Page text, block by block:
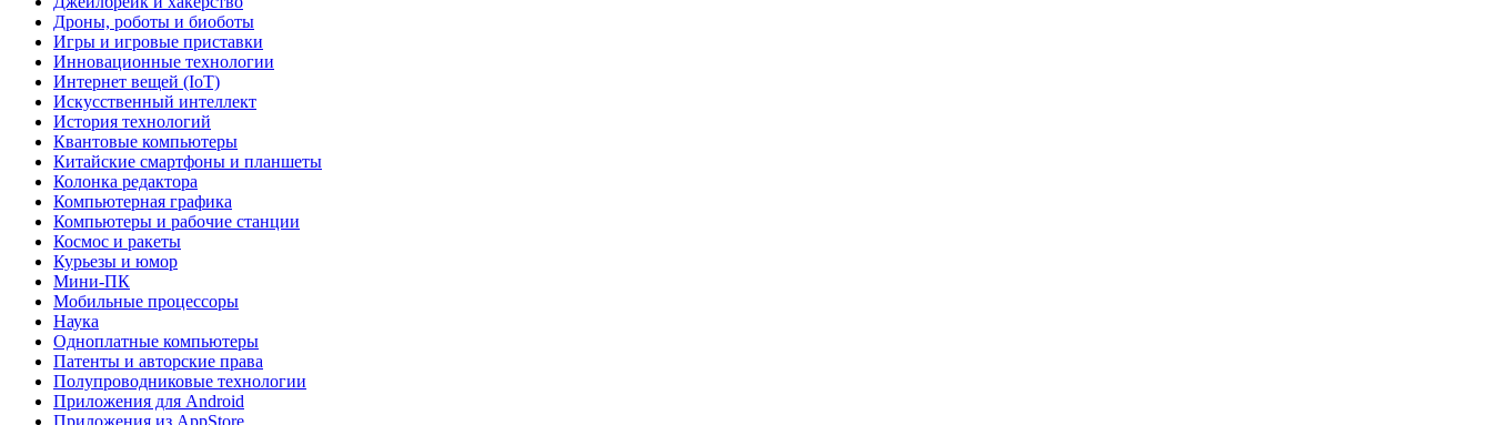
Дроны, роботы и биоботы
Игры и игровые приставки
Инновационные технологии
Интернет вещей (IoT)
Искусственный интеллект
История технологий
Квантовые компьютеры
Китайские смартфоны и планшеты
Колонка редактора
Компьютерная графика
Компьютеры и рабочие станции
Космос и ракеты
Курьезы и юмор
Мини-ПК
Мобильные процессоры
Наука
Одноплатные компьютеры
Патенты и авторские права
Полупроводниковые технологии
Приложения для Android